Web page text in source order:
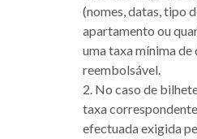
(nomes, datas, tipo
apartamento ou
uma taxa mínima de
reembolsável.
2. No caso de
taxa
efectuada exigida